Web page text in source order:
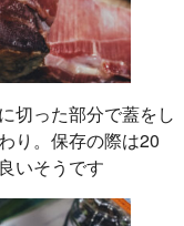
切った部分で蓋をし
り。保存の際は20
いそうです